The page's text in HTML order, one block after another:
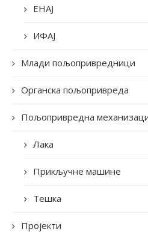
ЕНАЈ
ИФАЈ
Млади пољопривредници
Органска пољопривреда
Пољопривредна
Лака
Прикључне машине
Тешка
Пројекти